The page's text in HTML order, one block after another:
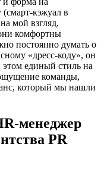
кэжуал в
мой взгляд,
комфортны
постоянно думать о
«дресс-коду», он
этом единый стиль на
команды,
который мы нашли
менеджер
PR